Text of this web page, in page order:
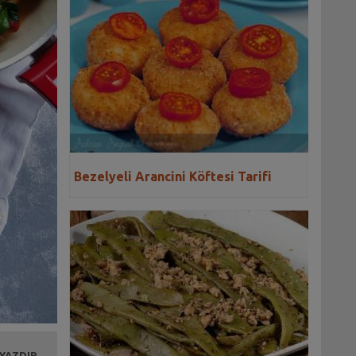
Bezelyeli Arancini Köftesi Tarifi